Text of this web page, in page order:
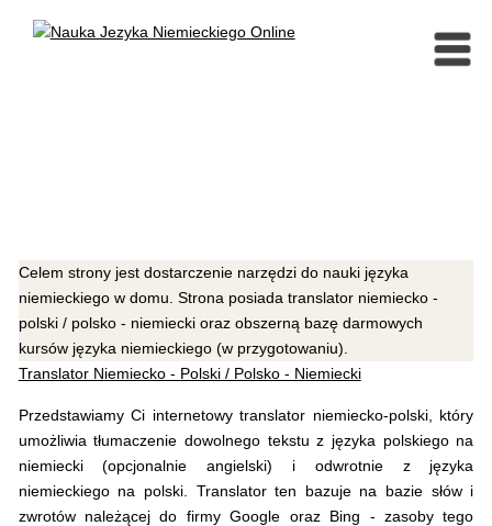
Celem strony jest dostarczenie narzędzi do nauki języka
niemieckiego w domu. Strona posiada translator niemiecko -
polski / polsko - niemiecki oraz obszerną bazę darmowych
kursów języka niemieckiego (w przygotowaniu).
Translator Niemiecko - Polski / Polsko - Niemiecki
Przedstawiamy Ci internetowy translator niemiecko-polski, który
umożliwia tłumaczenie dowolnego tekstu z języka polskiego na
niemiecki (opcjonalnie angielski) i odwrotnie z języka
niemieckiego na polski. Translator ten bazuje na bazie słów i
zwrotów należącej do firmy Google oraz Bing - zasoby tego